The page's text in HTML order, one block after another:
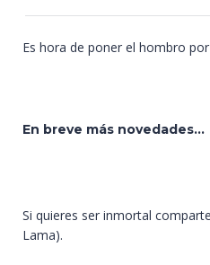
Es hora de poner el hombro
En breve más novedades...
Si quieres ser inmortal
Lama).